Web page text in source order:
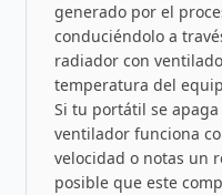
generado por el
conduciéndolo a
radiador con
temperatura del
Si tu portátil se
ventilador funciona
velocidad o notas un
posible que este